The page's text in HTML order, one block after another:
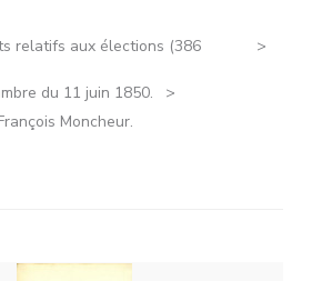
relatifs aux élections (386
du 11 juin 1850.
Moncheur.